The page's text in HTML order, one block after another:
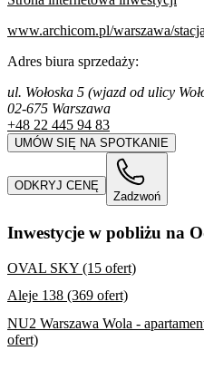
www.archicom.pl/warszawa/
Adres biura sprzedaży:
ul. Wołoska 5 (wjazd od ulicy
02-675 Warszawa
+48 22 445 94 83
UMÓW SIĘ NA SPOTKANIE
ODKRYJ CENĘ
Zadzwoń
Inwestycje w pobliżu na
OVAL SKY (15 ofert)
Aleje 138 (369 ofert)
NU2 Warszawa Wola -
ofert)